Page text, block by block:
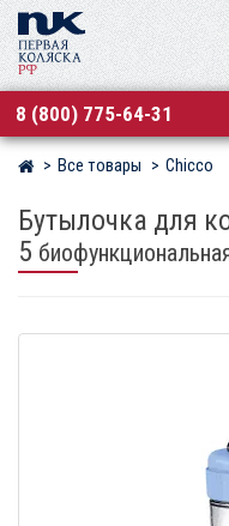
8 (800) 775-64-31
Магазин детских колясок
Все товары Chicco
Бутылочка для
5